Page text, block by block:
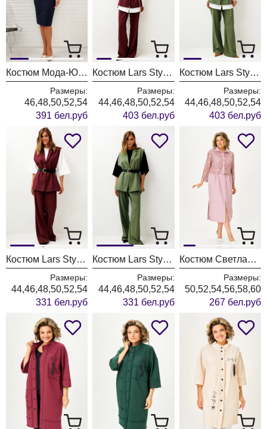
Костюм Мода-Юрс 26-2538 синий + крупный горох
Размеры:
46,48,50,52,54
391 бел.руб
Костюм Lars Style 1246 оттенки бордо+молочного
Размеры:
44,46,48,50,52,54
403 бел.руб
Костюм Lars Style 1246/1 оттенки хвои+молочного
Размеры:
44,46,48,50,52,54
403 бел.руб
Костюм Lars Style 1247 оттенки бордо
Размеры:
44,46,48,50,52,54
331 бел.руб
Костюм Lars Style 1247/1 оттенки хвои
Размеры:
44,46,48,50,52,54
331 бел.руб
Костюм Светлана-Стиль 2380 розовый
Размеры:
50,52,54,56,58,60
267 бел.руб